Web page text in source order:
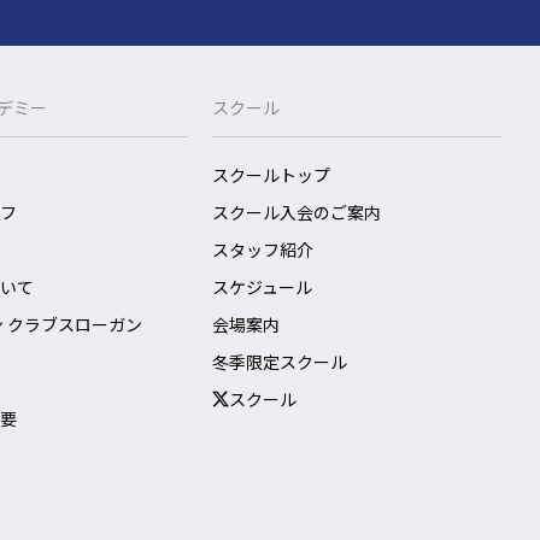
ミー
て
クラブスローガン
スクール
スクールトップ
スクール入会のご案内
スタッフ紹介
スケジュール
会場案内
冬季限定スクール
スクール